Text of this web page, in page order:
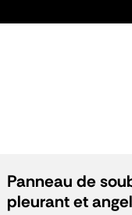
Panneau de
pleurant et